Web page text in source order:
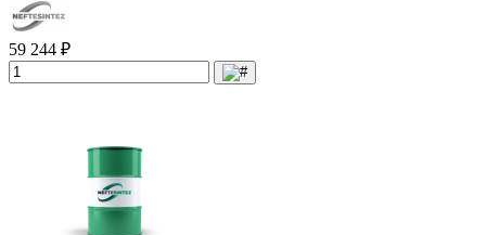
59 244 ₽